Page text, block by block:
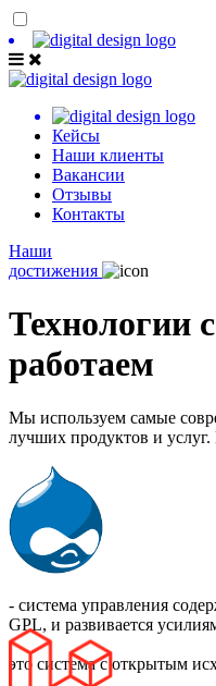
Кейcы
Наши клиенты
Вакансии
Отзывы
Контакты
Наши
достижения
Технологии
работаем
Мы используем самые
лучших продуктов и
- система управления
GPL, и развивается
это система с открытым